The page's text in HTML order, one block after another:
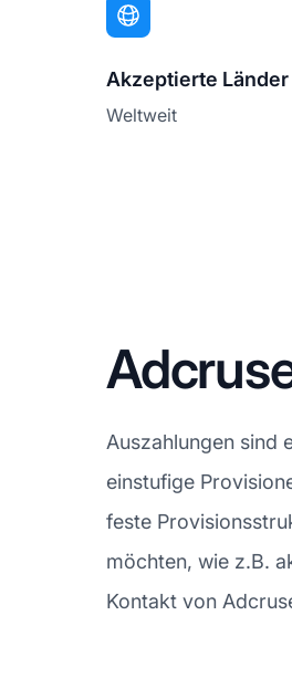
Akzeptierte Länder
Weltweit
Auszahlungen sind
einstufige
feste
möchten, wie z.B.
Kontakt von